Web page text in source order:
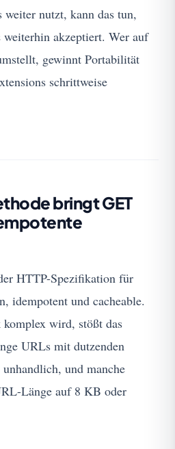
weiter nutzt, kann das tun,
akzeptiert. Wer auf
gewinnt Portabilität
schrittweise
bringt GET
HTTP-Spezifikation für
idempotent und cacheable.
wird, stößt das
URLs mit dutzenden
und manche
Länge auf 8 KB oder